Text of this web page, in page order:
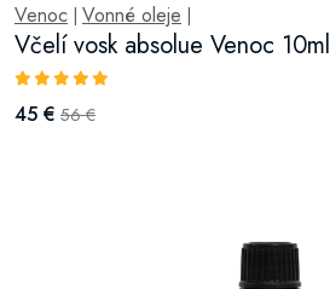
Venoc Vonné oleje
Včelí vosk absolue Venoc 10ml
45 € 56 €